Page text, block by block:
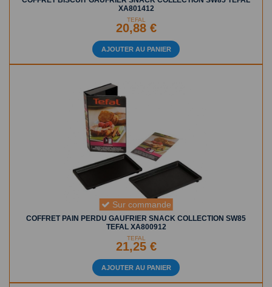
XA801412
TEFAL
20,88 €
AJOUTER AU PANIER
Sur commande
COFFRET PAIN PERDU GAUFRIER SNACK COLLECTION SW85
TEFAL XA800912
TEFAL
21,25 €
AJOUTER AU PANIER